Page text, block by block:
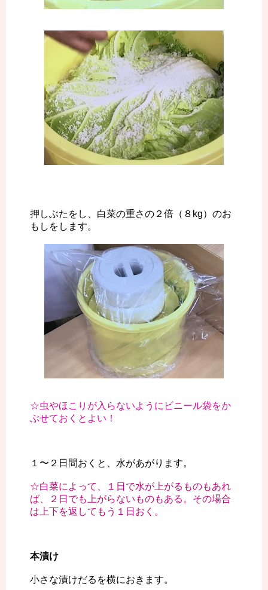
押しぶたをし、白菜の重さの２倍（８kg）のお
もしをします。
☆虫やほこりが入らないようにビニール袋をか
ぶせておくとよい！
１〜２日間おくと、水があがります。
☆白菜によって、１日で水が上がるものもあれ
ば、２日でも上がらないものもある。その場合
は上下を返してもう１日おく。
本漬け
小さな漬けだるを横におきます。